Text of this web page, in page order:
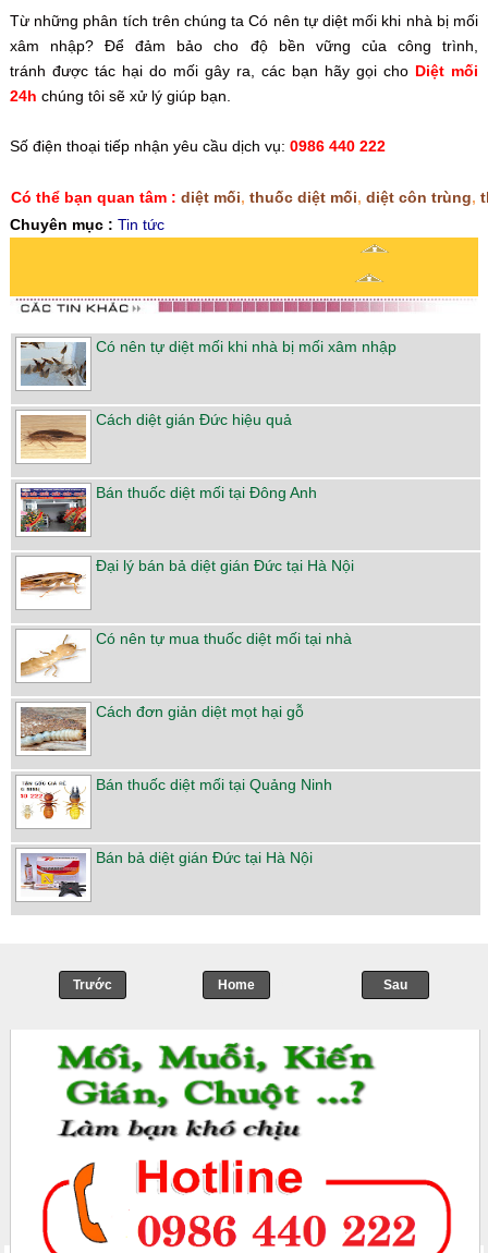
Từ những phân tích trên chúng ta Có nên tự diệt mối khi nhà bị mối
xâm nhập? Để đảm bảo cho độ bền vững của công trình,
tránh được tác hại do mối gây ra, các bạn hãy gọi cho Diệt mối
24h chúng tôi sẽ xử lý giúp bạn.
Số điện thoại tiếp nhận yêu cầu dịch vụ: 0986 440 222
Có thể bạn quan tâm : diệt mối, thuốc diệt mối, diệt côn trùng,
Chuyên mục : Tin tức
Có nên tự diệt mối khi nhà bị mối xâm nhập
Cách diệt gián Đức hiệu quả
Bán thuốc diệt mối tại Đông Anh
Đại lý bán bả diệt gián Đức tại Hà Nội
Có nên tự mua thuốc diệt mối tại nhà
Cách đơn giản diệt mọt hại gỗ
Bán thuốc diệt mối tại Quảng Ninh
Bán bả diệt gián Đức tại Hà Nội
Trước Sau
Home